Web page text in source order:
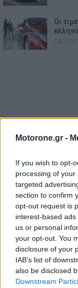
Motorone.gr -
If you wish to opt-
processing of
targeted
section to confirm
opt-out request is
interest-based
us or personal
your opt-out. You
disclosure of your
IAB’s list of
also be disclosed
Downstream
Οι